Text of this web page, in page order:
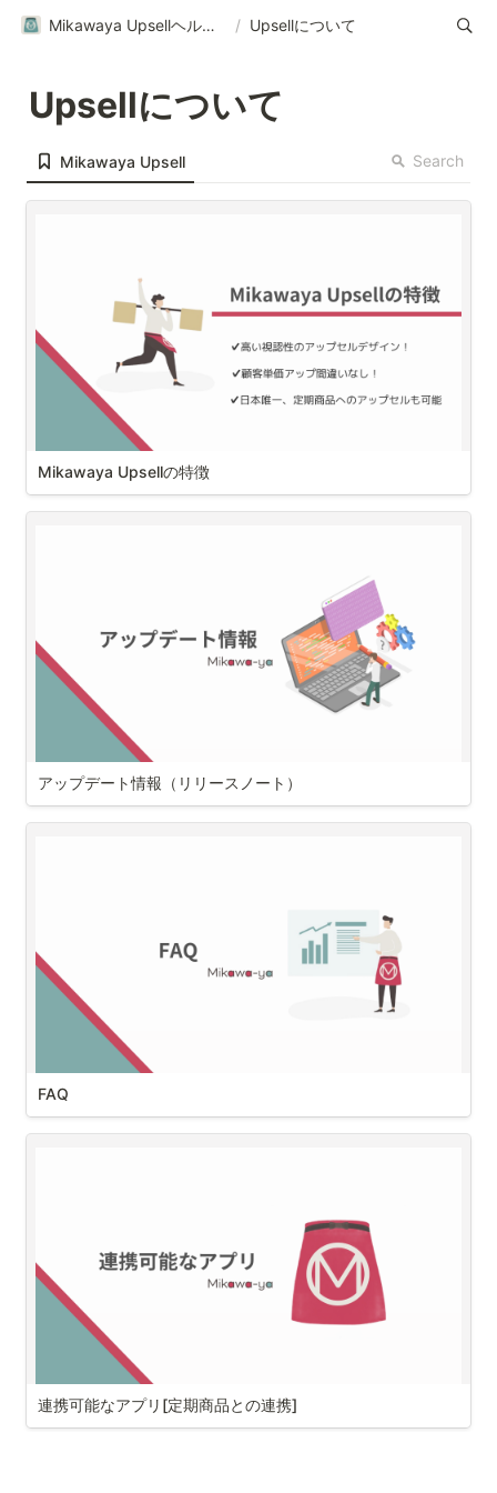
Mikawaya Upsellヘルプページ｜ご利用ガイド / Upsellについて
Upsellについて
Mikawaya Upsell Search
Shopifyの標準機能としてポップアップ(アップセル機能)は提供されて
商品ページ「カートに追加する」ボタンをクリックした際にポップア
ップが表示されます！
※商品ページ以外に、カートページ、チェックアウトページ、サンクス
ページにもバナーを設定可能です（チェックアウトページのみShopify
Plusプラン限定）
Mikawaya Upsellの特徴
Mikawaya Upsellに関するアップデート/リリース情報です。
2024/12/03 - アプリ公開
アップデート情報（リリースノート）
料金プラン・決済・お支払いについて
アプリの月額料金はいくらかかりますか？
手数料は発生しますか？
利用可能な決済方法(お客様側)は何がありますか？
FAQ
Mikawaya Upsellは、Mikawaya Subscriptionとの連携が可能です。
連携可能なアプリ[定期商品との連携]